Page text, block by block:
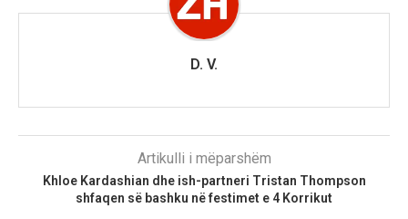
D. V.
Artikulli i mëparshëm
Khloe Kardashian dhe ish-partneri Tristan Thompson
shfaqen së bashku në festimet e 4 Korrikut